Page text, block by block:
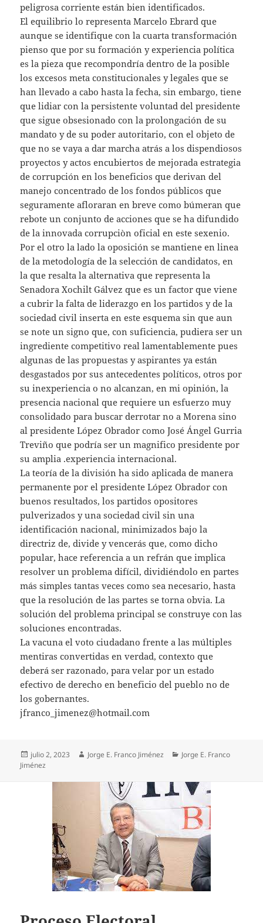
peligrosa corriente están bien identificados.
El equilibrio lo representa Marcelo Ebrard que
aunque se identifique con la cuarta transformación
pienso que por su formación y experiencia política
es la pieza que recompondría dentro de la posible
los excesos meta constitucionales y legales que se
han llevado a cabo hasta la fecha, sin embargo, tiene
que lidiar con la persistente voluntad del presidente
que sigue obsesionado con la prolongación de su
mandato y de su poder autoritario, con el objeto de
que no se vaya a dar marcha atrás a los dispendiosos
proyectos y actos encubiertos de mejorada estrategia
de corrupción en los beneficios que derivan del
manejo concentrado de los fondos públicos que
seguramente afloraran en breve como búmeran que
rebote un conjunto de acciones que se ha difundido
de la innovada corrupciòn oficial en este sexenio.
Por el otro la lado la oposición se mantiene en linea
de la metodología de la selección de candidatos, en
la que resalta la alternativa que representa la
Senadora Xochilt Gálvez que es un factor que viene
a cubrir la falta de liderazgo en los partidos y de la
sociedad civil inserta en este esquema sin que aun
se note un signo que, con suficiencia, pudiera ser un
ingrediente competitivo real lamentablemente pues
algunas de las propuestas y aspirantes ya están
desgastados por sus antecedentes políticos, otros por
su inexperiencia o no alcanzan, en mi opinión, la
presencia nacional que requiere un esfuerzo muy
consolidado para buscar derrotar no a Morena sino
al presidente López Obrador como José Ángel Gurria
Treviño que podría ser un magnifico presidente por
su amplia .experiencia internacional.
La teoría de la división ha sido aplicada de manera
permanente por el presidente López Obrador con
buenos resultados, los partidos opositores
pulverizados y una sociedad civil sin una
identificación nacional, minimizados bajo la
directriz de, divide y vencerás que, como dicho
popular, hace referencia a un refrán que implica
resolver un problema difícil, dividiéndolo en partes
más simples tantas veces como sea necesario, hasta
que la resolución de las partes se torna obvia. La
solución del problema principal se construye con las
soluciones encontradas.
La vacuna el voto ciudadano frente a las múltiples
mentiras convertidas en verdad, contexto que
deberá ser razonado, para velar por un estado
efectivo de derecho en beneficio del pueblo no de
los gobernantes.
jfranco_jimenez@hotmail.com
Publicado
el
julio 2, 2023 Autor
Jorge E. Franco Jiménez Categorías
Jorge E. Franco
Jiménez